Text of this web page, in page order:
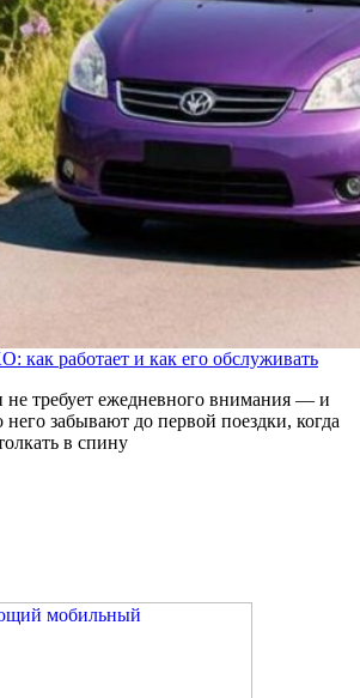
как работает и как его обслуживать
требует ежедневного внимания — и
забывают до первой поездки, когда
в спину